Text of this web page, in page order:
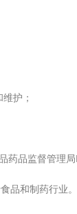
护；
药品监督管理
品和制药行业。